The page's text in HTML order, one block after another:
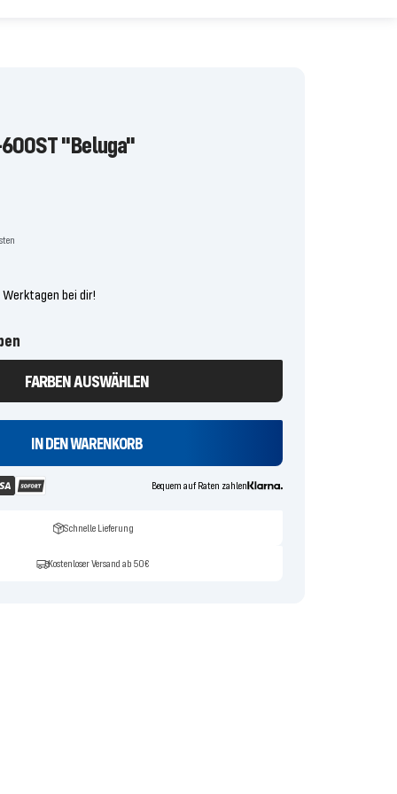
"Beluga"
bei dir!
FARBEN AUSWÄHLEN
IN DEN WARENKORB
Bequem auf Raten zahlen
Schnelle Lieferung
Kostenloser Versand ab 50€